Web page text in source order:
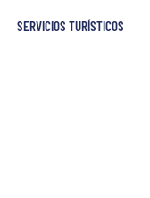
SERVICIOS TURÍSTICOS